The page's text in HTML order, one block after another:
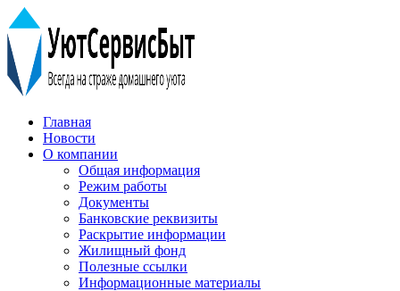
Главная
Новости
О компании
Общая информация
Режим работы
Документы
Банковские реквизиты
Раскрытие информации
Жилищный фонд
Полезные ссылки
Информационные материалы